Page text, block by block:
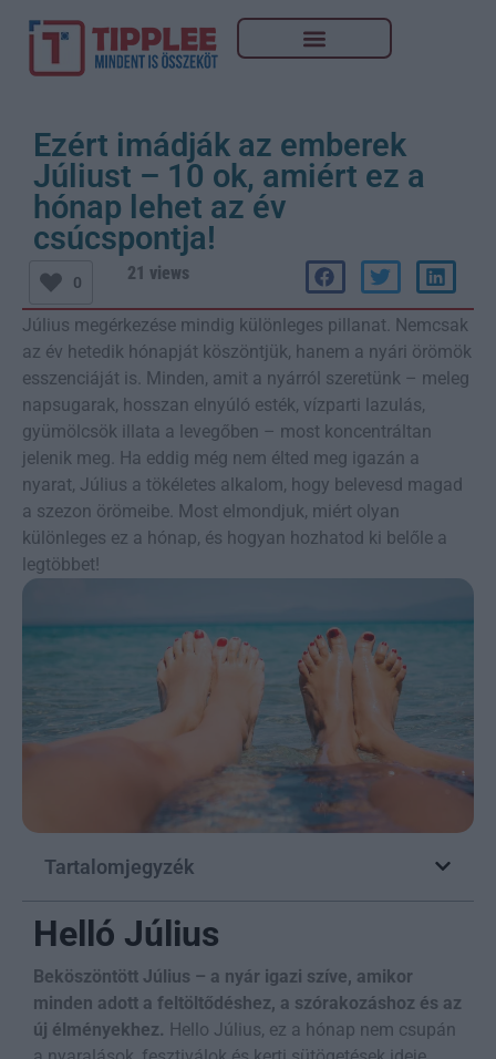
Ezért imádják az emberek
Júliust – 10 ok, amiért ez a
hónap lehet az év
csúcspontja!
0 21 views
Július megérkezése mindig különleges pillanat. Nemcsak
az év hetedik hónapját köszöntjük, hanem a nyári örömök
esszenciáját is. Minden, amit a nyárról szeretünk – meleg
napsugarak, hosszan elnyúló esték, vízparti lazulás,
gyümölcsök illata a levegőben – most koncentráltan
jelenik meg. Ha eddig még nem élted meg igazán a
nyarat, Július a tökéletes alkalom, hogy belevesd magad
a szezon örömeibe. Most elmondjuk, miért olyan
különleges ez a hónap, és hogyan hozhatod ki belőle a
legtöbbet!
Tartalomjegyzék
Helló Július
Beköszöntött Július – a nyár igazi szíve, amikor
minden adott a feltöltődéshez, a szórakozáshoz és az
új élményekhez. Hello Július, ez a hónap nem csupán